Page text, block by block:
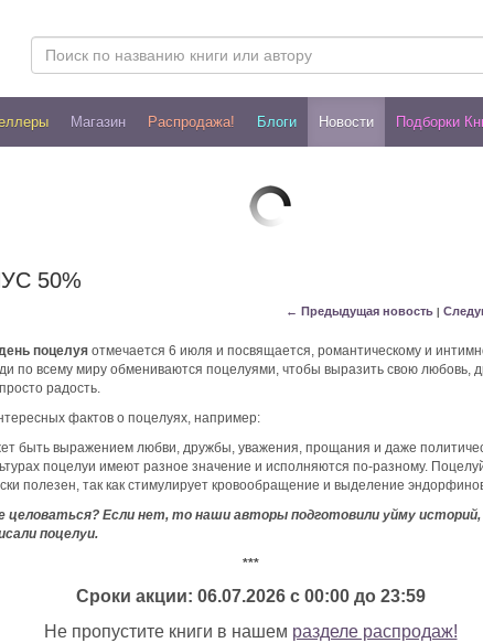
Магазин Распродажа! Блоги Новости Подборки
50%
← Предыдущая новость
поцелуя отмечается 6 июля и посвящается, романтическому и
по всему миру обмениваются поцелуями, чтобы выразить свою любовь,
радость.
фактов о поцелуях, например:
быть выражением любви, дружбы, уважения, прощания и даже
поцелуи имеют разное значение и исполняются по-разному.
полезен, так как стимулирует кровообращение и выделение
целоваться? Если нет, то наши авторы подготовили уйму
поцелуи.
***
Сроки акции: 06.07.2026 с 00:00 до 23:59
Не пропустите книги в нашем разделе распродаж!